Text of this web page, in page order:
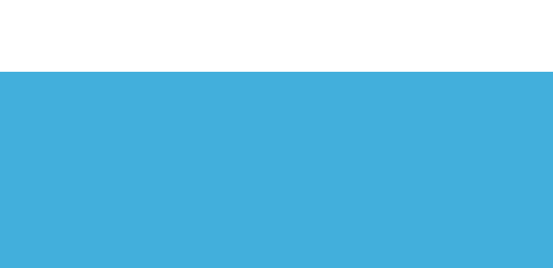
billentyűket